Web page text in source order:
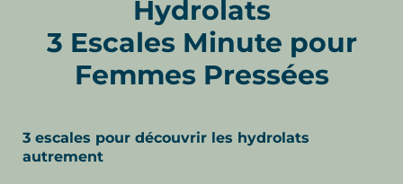
Hydrolats
3 Escales Minute pour
Femmes Pressées
3 escales pour découvrir les hydrolats
autrement